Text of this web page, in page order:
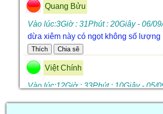
Quang Bửu
Vào lúc:3Giờ : 31Phút : 20Giây - 06/
dừa xiêm này có ngọt không số
Việt Chính
Vào lúc:12Giờ : 33Phút : 10Giây - 05/